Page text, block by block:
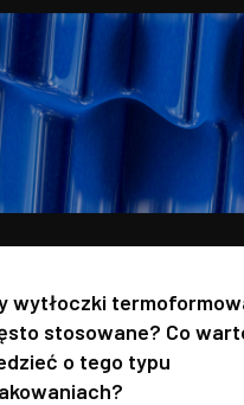
wytłoczki
stosowane? Co
o tego typu